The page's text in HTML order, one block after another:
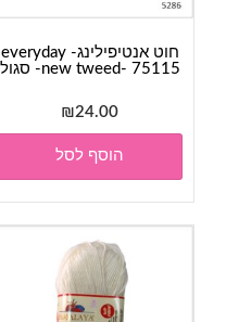
חוט אנטיפילינג- everyday
new tweed- 75115- סגול
₪24.00
הוסף לסל